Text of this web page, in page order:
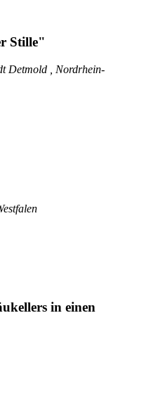
Stille"
Detmold , Nordrhein-
in einen